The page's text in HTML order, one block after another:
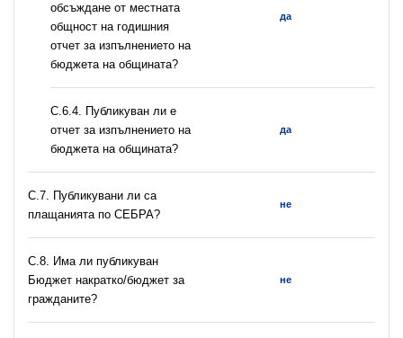
обсъждане от местната
общност на годишния
отчет за изпълнението на
бюджета на общината?
да
С.6.4. Публикуван ли е
отчет за изпълнението на
бюджета на общината?
да
С.7. Публикувани ли са
плащанията по СЕБРА?
не
С.8. Има ли публикуван
Бюджет накратко/бюджет за
гражданите?
не